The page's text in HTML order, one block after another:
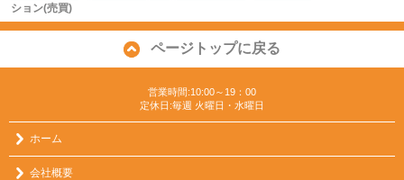
ション(売買)
ページトップに戻る
営業時間:10:00～19：00
定休日:毎週 火曜日・水曜日
ホーム
会社概要